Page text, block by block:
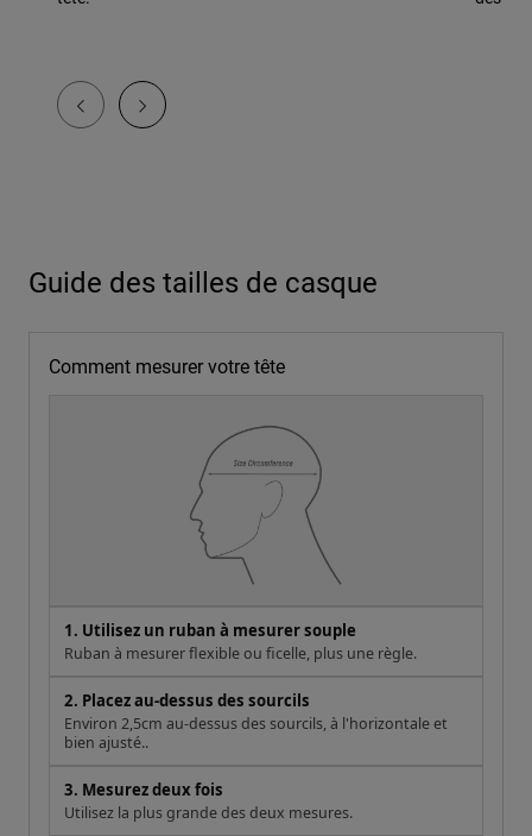
Guide des tailles de casque
Comment mesurer votre tête
1. Utilisez un ruban à mesurer souple
Ruban à mesurer flexible ou ficelle, plus une règle.
2. Placez au-dessus des sourcils
Environ 2,5cm au-dessus des sourcils, à l'horizontale et
bien ajusté..
3. Mesurez deux fois
Utilisez la plus grande des deux mesures.